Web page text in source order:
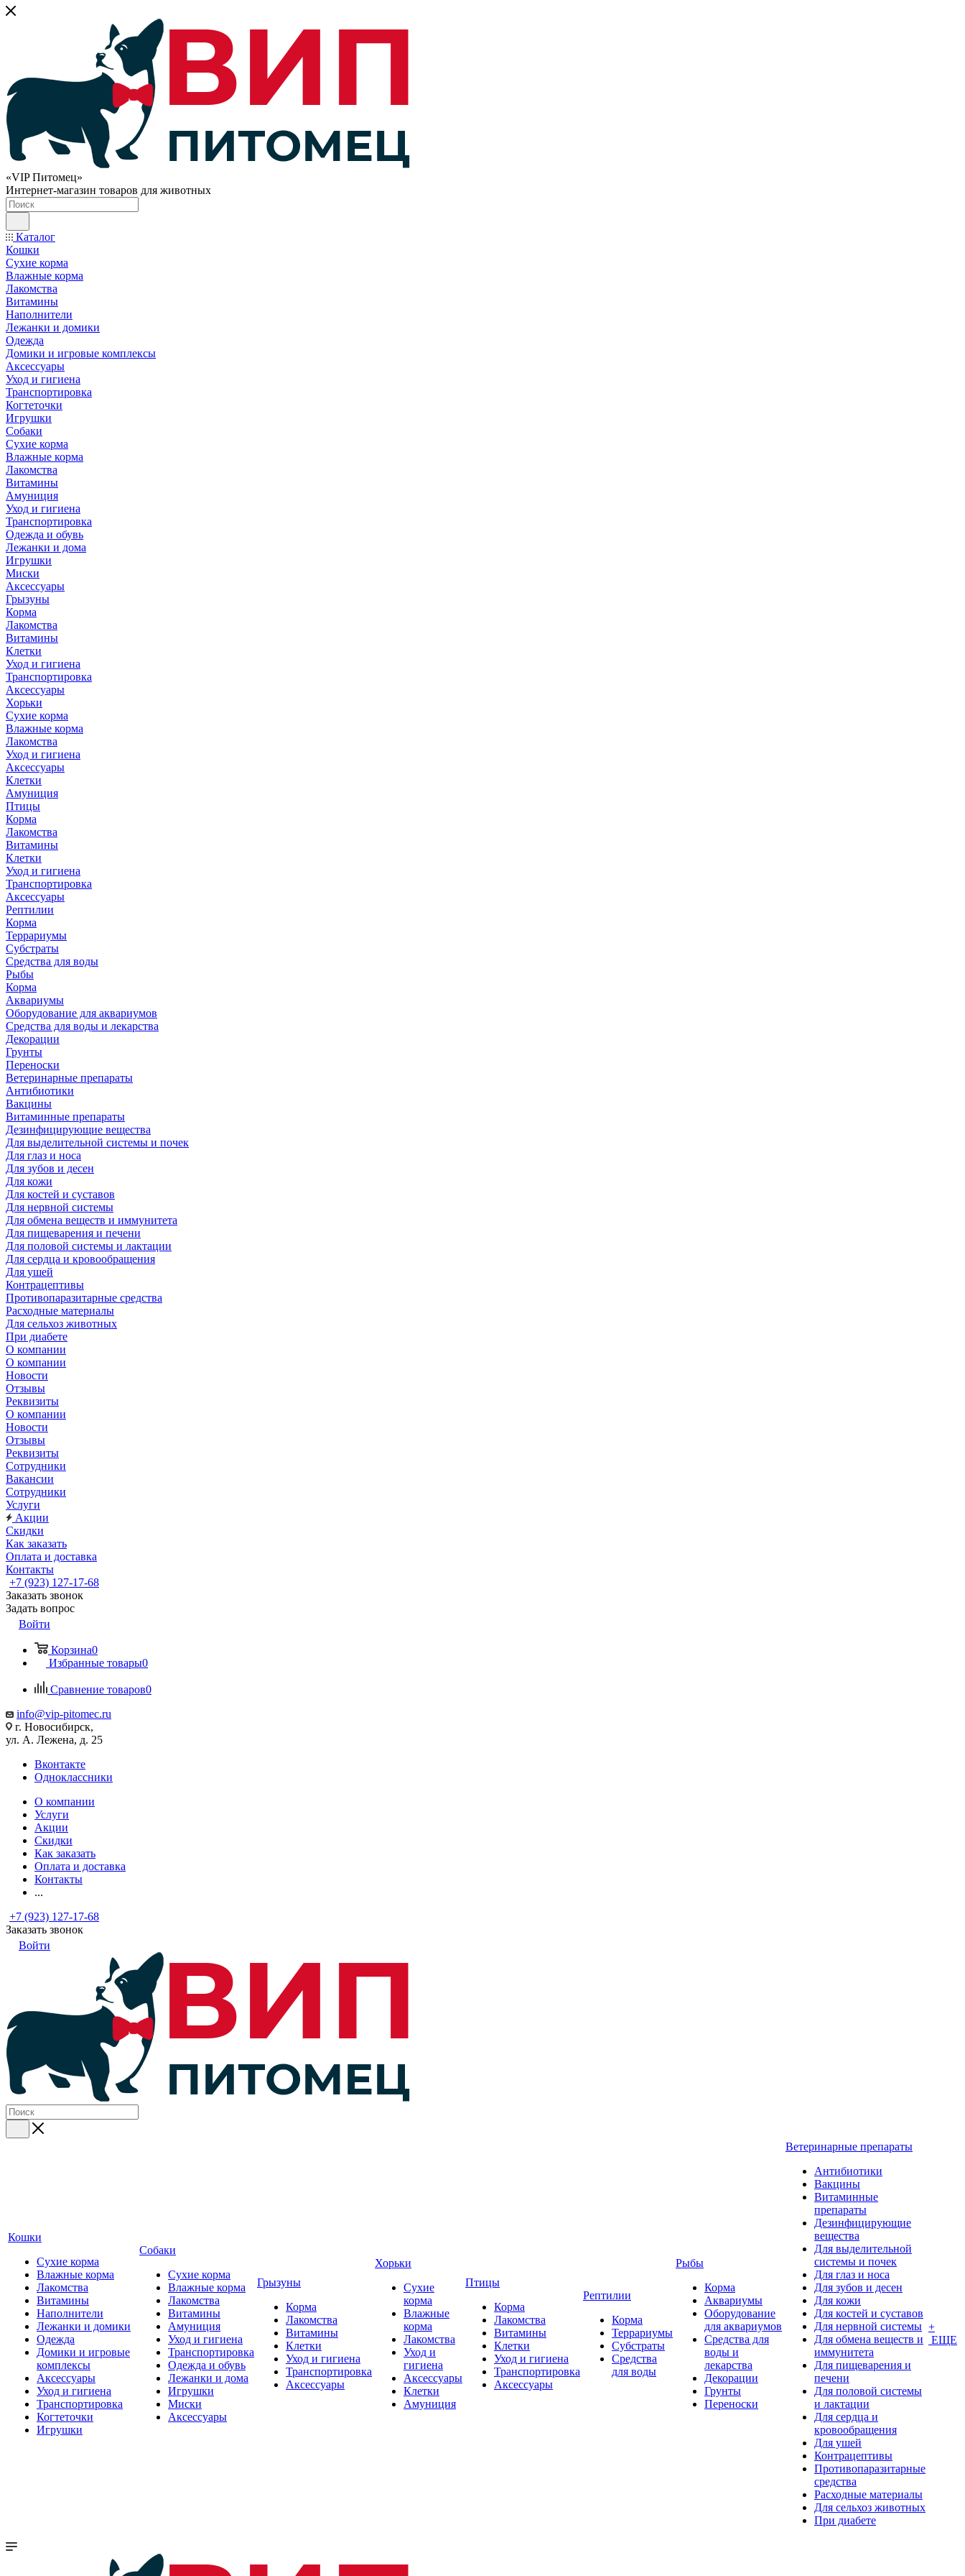
«VIP Питомец»
Интернет-магазин товаров для животных
Каталог
Кошки
Сухие корма
Влажные корма
Лакомства
Витамины
Наполнители
Лежанки и домики
Одежда
Домики и игровые комплексы
Аксессуары
Уход и гигиена
Транспортировка
Когтеточки
Игрушки
Собаки
Сухие корма
Влажные корма
Лакомства
Витамины
Амуниция
Уход и гигиена
Транспортировка
Одежда и обувь
Лежанки и дома
Игрушки
Миски
Аксессуары
Грызуны
Корма
Лакомства
Витамины
Клетки
Уход и гигиена
Транспортировка
Аксессуары
Хорьки
Сухие корма
Влажные корма
Лакомства
Уход и гигиена
Аксессуары
Клетки
Амуниция
Птицы
Корма
Лакомства
Витамины
Клетки
Уход и гигиена
Транспортировка
Аксессуары
Рептилии
Корма
Террариумы
Субстраты
Средства для воды
Рыбы
Корма
Аквариумы
Оборудование для аквариумов
Средства для воды и лекарства
Декорации
Грунты
Переноски
Ветеринарные препараты
Антибиотики
Вакцины
Витаминные препараты
Дезинфицирующие вещества
Для выделительной системы и почек
Для глаз и носа
Для зубов и десен
Для кожи
Для костей и суставов
Для нервной системы
Для обмена веществ и иммунитета
Для пищеварения и печени
Для половой системы и лактации
Для сердца и кровообращения
Для ушей
Контрацептивы
Противопаразитарные средства
Расходные материалы
Для сельхоз животных
При диабете
О компании
О компании
Новости
Отзывы
Реквизиты
О компании
Новости
Отзывы
Реквизиты
Сотрудники
Вакансии
Сотрудники
Услуги
Акции
Скидки
Как заказать
Оплата и доставка
Контакты
+7 (923) 127-17-68
Заказать звонок
Задать вопрос
Войти
Корзина0
Избранные товары0
Сравнение товаров0
info@vip-pitomec.ru
г. Новосибирск,
ул. А. Лежена, д. 25
Вконтакте
Одноклассники
О компании
Услуги
Акции
Скидки
Как заказать
Оплата и доставка
Контакты
...
+7 (923) 127-17-68
Заказать звонок
Войти
Кошки
Сухие корма
Влажные корма
Лакомства
Витамины
Наполнители
Лежанки и домики
Одежда
Домики и игровые
комплексы
Аксессуары
Уход и гигиена
Транспортировка
Когтеточки
Игрушки
Собаки
Сухие корма
Влажные корма
Лакомства
Витамины
Амуниция
Уход и гигиена
Транспортировка
Одежда и обувь
Лежанки и дома
Игрушки
Миски
Аксессуары
Грызуны
Корма
Лакомства
Витамины
Клетки
Уход и гигиена
Транспортировка
Аксессуары
Хорьки
Сухие
корма
Влажные
корма
Лакомства
Уход и
гигиена
Аксессуары
Клетки
Амуниция
Птицы
Корма
Лакомства
Витамины
Клетки
Уход и гигиена
Транспортировка
Аксессуары
Рептилии
Корма
Террариумы
Субстраты
Средства
для воды
Рыбы
Корма
Аквариумы
Оборудование
для аквариумов
Средства для
воды и
лекарства
Декорации
Грунты
Переноски
Ветеринарные препараты
Антибиотики
Вакцины
Витаминные
препараты
Дезинфицирующие
вещества
Для выделительной
системы и почек
Для глаз и носа
Для зубов и десен
Для кожи
Для костей и суставов
Для нервной системы
Для обмена веществ и
иммунитета
Для пищеварения и
печени
Для половой системы
и лактации
Для сердца и
кровообращения
Для ушей
Контрацептивы
Противопаразитарные
средства
Расходные материалы
Для сельхоз животных
При диабете
+
ЕЩЕ